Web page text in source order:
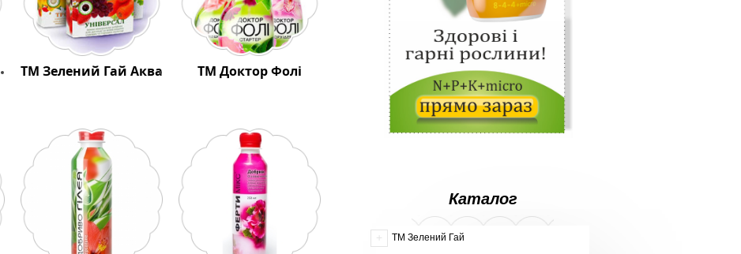
Каталог
ТМ Зелений Гай
ТМ Зелений Гай Аква ТМ Доктор Фолі